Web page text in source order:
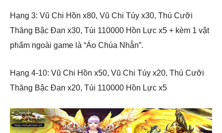
Hạng 3: Vũ Chi Hồn x80, Vũ Chi Túy x30, Thú Cưỡi
Thăng Bậc Đan x30, Túi 110000 Hồn Lực x5 + kèm 1 vật
phẩm ngoài game là “Áo Chúa Nhẫn”.
Hạng 4-10: Vũ Chi Hồn x50, Vũ Chi Túy x20, Thú Cưỡi
Thăng Bậc Đan x20, Túi 110000 Hồn Lực x5